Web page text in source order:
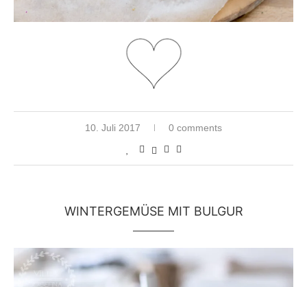
10. Juli 2017 0 comments
WINTERGEMÜSE MIT BULGUR